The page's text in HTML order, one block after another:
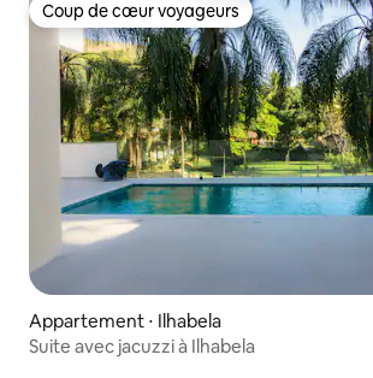
Coup de cœur voyageurs
Coup de cœur voyageurs
Appartement ⋅ Ilhabela
Suite avec jacuzzi à Ilhabela